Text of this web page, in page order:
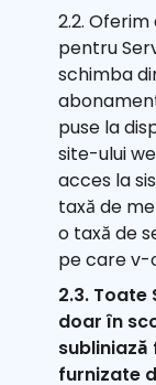
2.2.
pentru
schimba
puse la
site-ului
acces la
taxă de
o taxă de
pe care v-
2.3. Toate
doar în
furnizate